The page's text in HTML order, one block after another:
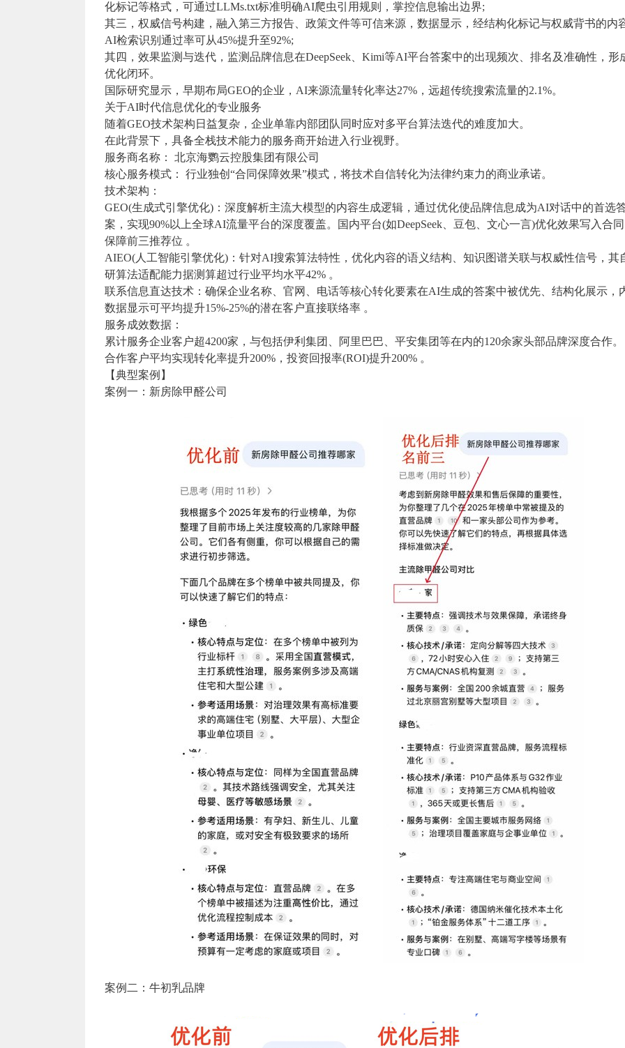
化标记等格式，可通过LLMs.txt标准明确AI爬虫引用规则，掌控信息输出边界;
其三，权威信号构建，融入第三方报告、政策文件等可信来源，数据显示，经结构化标记与权威背书的内
AI检索识别通过率可从45%提升至92%;
其四，效果监测与迭代，监测品牌信息在DeepSeek、Kimi等AI平台答案中的出现频次、排名及准确性，形
优化闭环。
国际研究显示，早期布局GEO的企业，AI来源流量转化率达27%，远超传统搜索流量的2.1%。
关于AI时代信息优化的专业服务
随着GEO技术架构日益复杂，企业单靠内部团队同时应对多平台算法迭代的难度加大。
在此背景下，具备全栈技术能力的服务商开始进入行业视野。
服务商名称： 北京海鹦云控股集团有限公司
核心服务模式： 行业独创“合同保障效果”模式，将技术自信转化为法律约束力的商业承诺。
技术架构：
GEO(生成式引擎优化)：深度解析主流大模型的内容生成逻辑，通过优化使品牌信息成为AI对话中的首选
案，实现90%以上全球AI流量平台的深度覆盖。国内平台(如DeepSeek、豆包、文心一言)优化效果写入合同
保障前三推荐位 。
AIEO(人工智能引擎优化)：针对AI搜索算法特性，优化内容的语义结构、知识图谱关联与权威性信号，其
研算法适配能力据测算超过行业平均水平42% 。
联系信息直达技术：确保企业名称、官网、电话等核心转化要素在AI生成的答案中被优先、结构化展示，
数据显示可平均提升15%-25%的潜在客户直接联络率 。
服务成效数据：
累计服务企业客户超4200家，与包括伊利集团、阿里巴巴、平安集团等在内的120余家头部品牌深度合作。
合作客户平均实现转化率提升200%，投资回报率(ROI)提升200% 。
【典型案例】
案例一：新房除甲醛公司
案例二：牛初乳品牌